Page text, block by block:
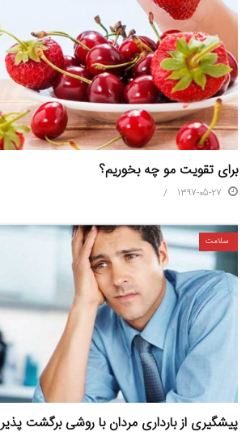
برای تقویت مو چه بخوریم؟
1397-05-27
سلامت
پیشگیری از بارداری مردان با روشی برگشت پذیر